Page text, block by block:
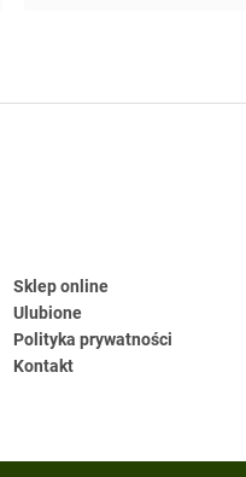
Sklep online
Ulubione
Polityka prywatności
Kontakt